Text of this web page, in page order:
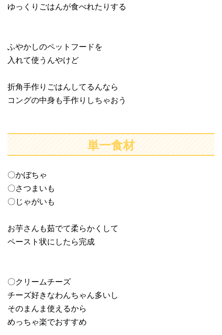
ゆっくりごはんが食べれたりする
ふやかしのペットフードを
入れて使うんやけど
折角手作りごはんしてるんなら
コングの中身も手作りしちゃおう
単一食材
〇かぼちゃ
〇さつまいも
〇じゃがいも
お芋さんも茹でて柔らかくして
ペースト状にしたら完成
〇クリームチーズ
チーズ好きなわんちゃん多いし
そのまんま使えるから
めっちゃ楽でおすすめ